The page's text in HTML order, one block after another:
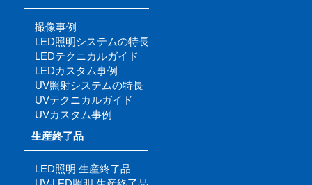
撮像事例
LED照明システムの特長
LEDテクニカルガイド
LEDカスタム事例
UV照射システムの特長
UVテクニカルガイド
UVカスタム事例
生産終了品
LED照明 生産終了品